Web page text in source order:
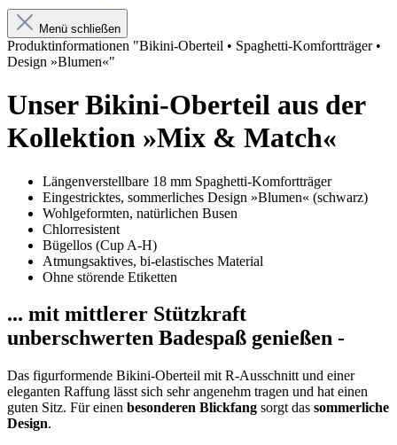
Menü schließen
Produktinformationen "Bikini-Oberteil • Spaghetti-Komfortträger •
Design »Blumen«"
Unser Bikini-Oberteil aus der
Kollektion »Mix & Match«
Längenverstellbare 18 mm Spaghetti-Komfortträger
Eingestricktes, sommerliches Design »Blumen« (schwarz)
Wohlgeformten, natürlichen Busen
Chlorresistent
Bügellos (Cup A-H)
Atmungsaktives, bi-elastisches Material
Ohne störende Etiketten
... mit mittlerer Stützkraft
unberschwerten Badespaß genießen -
Das figurformende Bikini-Oberteil mit R-Ausschnitt und einer
eleganten Raffung lässt sich sehr angenehm tragen und hat einen
guten Sitz. Für einen besonderen Blickfang sorgt das sommerliche
Design.